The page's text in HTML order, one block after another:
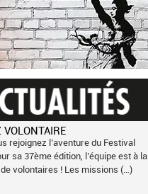
VOLONTAIRE
rejoignez l’aventure du Festival
sa 37ème édition, l’équipe est à la
volontaires ! Les missions (…)